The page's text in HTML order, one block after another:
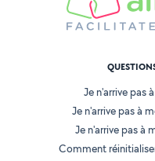
Je n'arrive pas
Je n'arrive pas à
Je n'arrive pas à
Comment